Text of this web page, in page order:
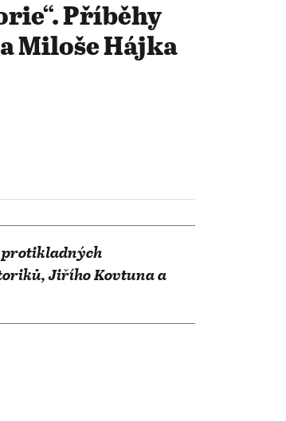
Příběhy
Miloše Hájka
protikladných
Jiřího Kovtuna a